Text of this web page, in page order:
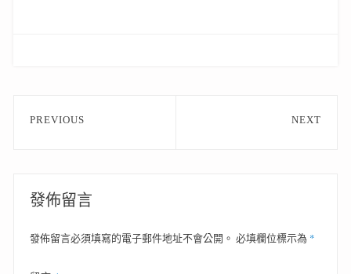
文
覽
PREVIOUS NEXT
發佈留言
發佈留言必須填寫的電子郵件地址不會公開。 必填欄位標示為 *